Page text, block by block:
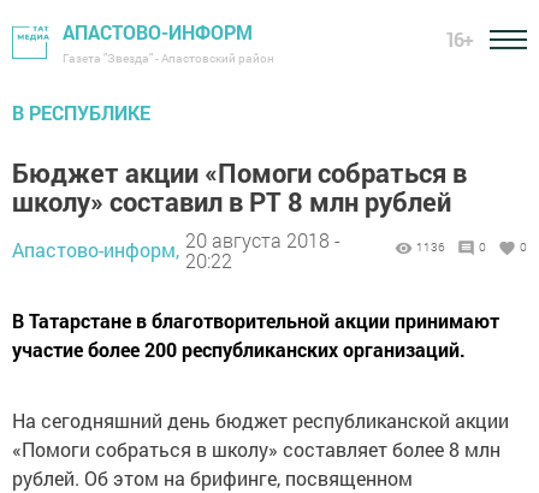
АПАСТОВО-ИНФОРМ
Газета "Звезда" - Апастовский район
16+
В РЕСПУБЛИКЕ
Бюджет акции «Помоги собраться в
школу» составил в РТ 8 млн рублей
Апастово-информ, 20 августа 2018 -
20:22
1136 0 0
В Татарстане в благотворительной акции принимают
участие более 200 республиканских организаций.
На сегодняшний день бюджет республиканской акции
«Помоги собраться в школу» составляет более 8 млн
рублей. Об этом на брифинге, посвященном